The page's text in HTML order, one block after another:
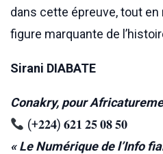
dans cette épreuve, tout
figure marquante de
Sirani DIABATE
Conakry, pour
(+𝟐𝟐𝟒) 𝟔𝟐𝟏 𝟐𝟓 𝟎𝟖 𝟓𝟎
« Le Numérique de l’Info